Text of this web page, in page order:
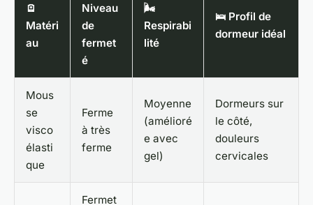
🪫
Matéri
au
Niveau
de
fermet
é
🌬️
Respirabi
lité
🛌 Profil de
dormeur idéal
Mous
se
visco
élasti
que
Ferme
à très
ferme
Moyenne
(amélioré
e avec
gel)
Dormeurs sur
le côté,
douleurs
cervicales
Fermet